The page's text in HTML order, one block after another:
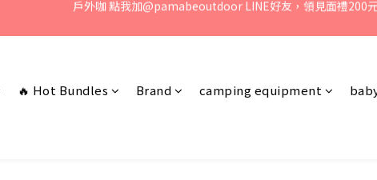
若您有任何問題、歡迎聯絡客服專線：04-2382-6878，服務時間：周一至周
媽咪們! 點我加@oceanbaby LINE好友，領見面禮100元
🔥 Hot Bundles Brand camping equipment